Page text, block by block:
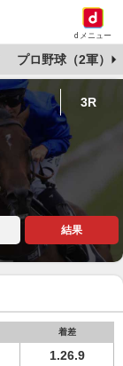
dメニュー
プロ野球（2軍）
3R
結果
着差
1.26.9